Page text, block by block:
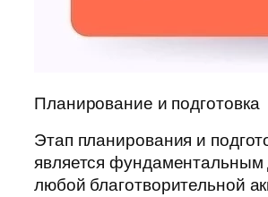
Планирование и подготовка
Этап планирования и
является фундаментальным
любой благотворительной